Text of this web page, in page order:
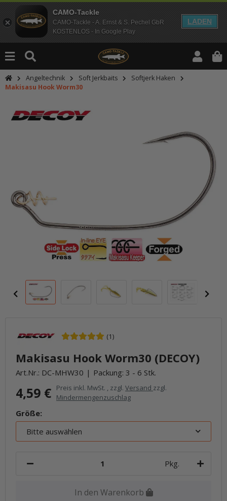
CAMO-Tackle
CAMO-Tackle - A. Ernst & S. Pechel GbR
KOSTENLOS - In Google Play
LADEN
Angeltechnik Soft Jerkbaits
Softjerk Haken
Makisasu Hook Worm30
(1)
Makisasu Hook Worm30 (DECOY)
Art.Nr.: DC-MHW30 Packung: 3 - 6 Stk.
4,59 € Preis inkl. MwSt. , zzgl. Versand zzgl.
Mindermengenzuschlag
Größe:
Bitte auswählen
Pkg.
In den Warenkorb